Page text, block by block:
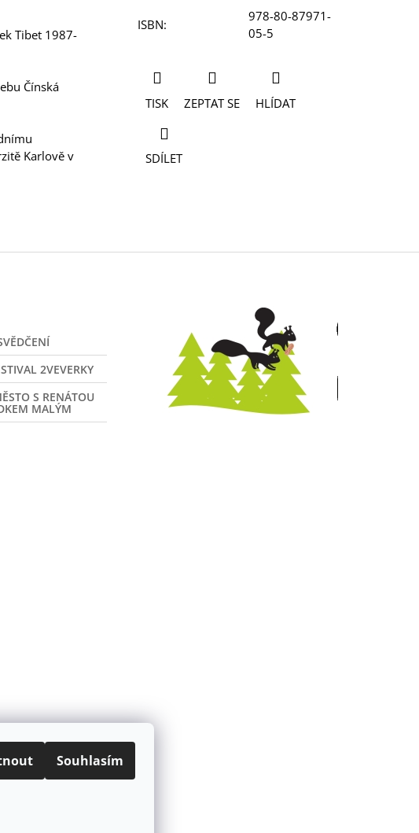
Souhlasím
Tibet 1987-
Čínská
Karlově v
ISBN:
978-80-87971-
05-5
TISK ZEPTAT SE HLÍDAT
SDÍLET
2VEVERKY
S RENÁTOU
MALÝM